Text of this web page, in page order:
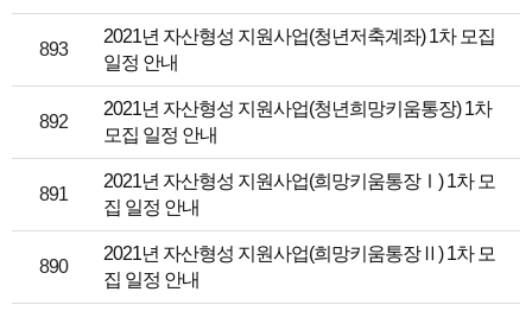
893
2021년 자산형성 지원사업(청년저축계좌) 1차 모집
일정 안내
892
2021년 자산형성 지원사업(청년희망키움통장) 1차
모집 일정 안내
891
2021년 자산형성 지원사업(희망키움통장Ⅰ) 1차 모
집 일정 안내
890
2021년 자산형성 지원사업(희망키움통장Ⅱ) 1차 모
집 일정 안내